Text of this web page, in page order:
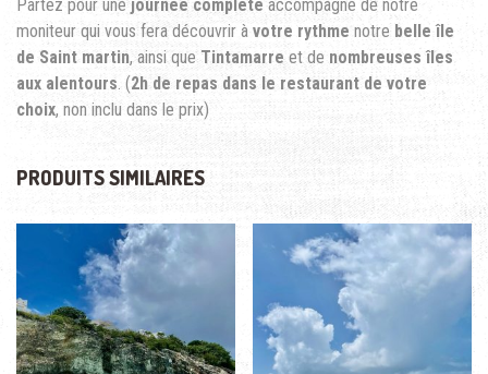
Partez pour une journée complète accompagné de notre
moniteur qui vous fera découvrir à votre rythme notre belle île
de Saint martin, ainsi que Tintamarre et de nombreuses îles
aux alentours. (2h de repas dans le restaurant de votre
choix, non inclu dans le prix)
PRODUITS SIMILAIRES